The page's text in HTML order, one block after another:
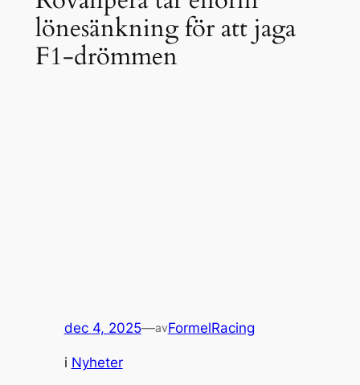
lönesänkning för att jaga
F1-drömmen
dec 4, 2025—avFormelRacing
i Nyheter